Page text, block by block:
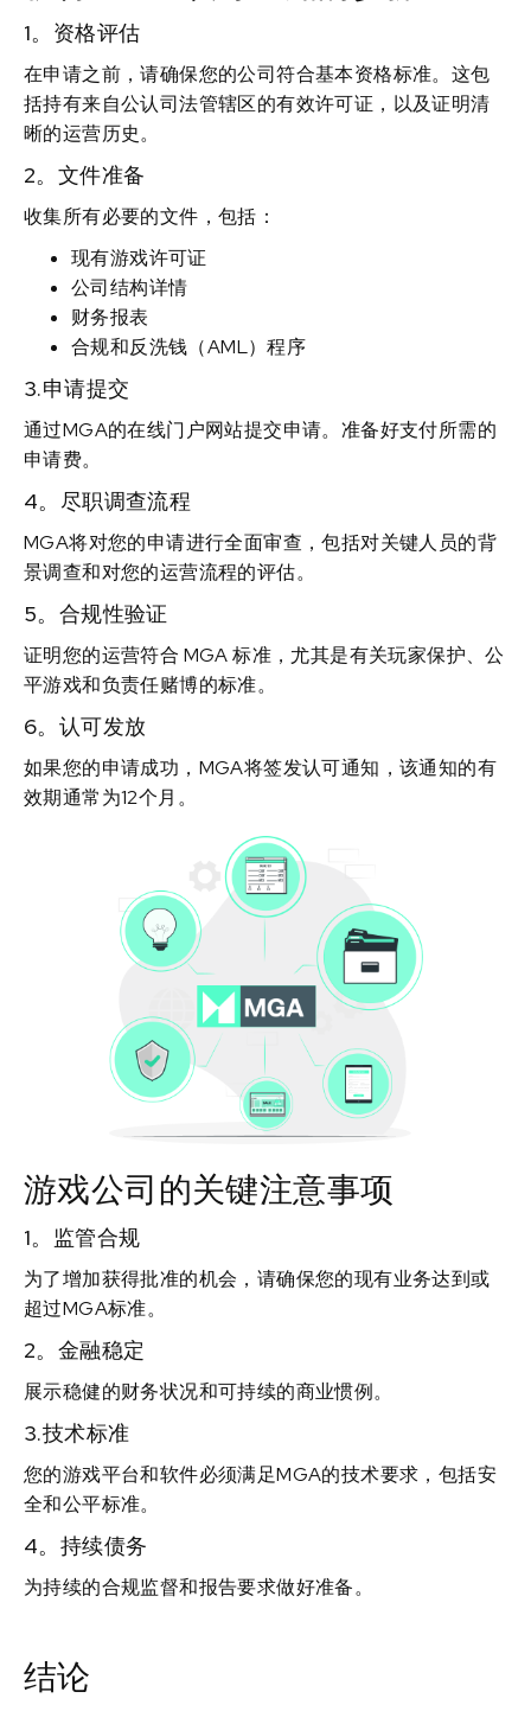
1。资格评估
在申请之前，请确保您的公司符合基本资格标准。这包
括持有来自公认司法管辖区的有效许可证，以及证明清
晰的运营历史。
2。文件准备
收集所有必要的文件，包括：
现有游戏许可证
公司结构详情
财务报表
合规和反洗钱（AML）程序
3.申请提交
通过MGA的在线门户网站提交申请。准备好支付所需的
申请费。
4。尽职调查流程
MGA将对您的申请进行全面审查，包括对关键人员的背
景调查和对您的运营流程的评估。
5。合规性验证
证明您的运营符合 MGA 标准，尤其是有关玩家保护、公
平游戏和负责任赌博的标准。
6。认可发放
如果您的申请成功，MGA将签发认可通知，该通知的有
效期通常为12个月。
游戏公司的关键注意事项
1。监管合规
为了增加获得批准的机会，请确保您的现有业务达到或
超过MGA标准。
2。金融稳定
展示稳健的财务状况和可持续的商业惯例。
3.技术标准
您的游戏平台和软件必须满足MGA的技术要求，包括安
全和公平标准。
4。持续债务
为持续的合规监督和报告要求做好准备。
结论